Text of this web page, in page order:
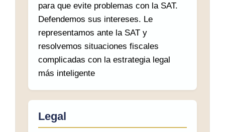
para que evite problemas con la SAT.
Defendemos sus intereses. Le
representamos ante la SAT y
resolvemos situaciones fiscales
complicadas con la estrategia legal
más inteligente
Legal